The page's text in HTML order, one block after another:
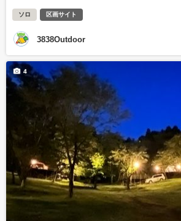
ソロ 区画サイト
3838Outdoor
4